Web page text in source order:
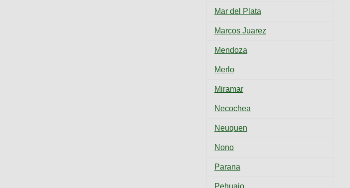
Mar del Plata
Marcos Juarez
Mendoza
Merlo
Miramar
Necochea
Neuquen
Nono
Parana
Pehuajo